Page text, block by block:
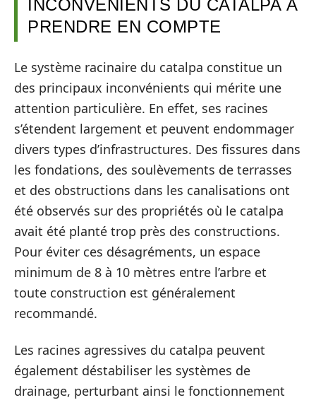
INCONVÉNIENTS DU CATALPA À
PRENDRE EN COMPTE
Le système racinaire du catalpa constitue un
des principaux inconvénients qui mérite une
attention particulière. En effet, ses racines
s’étendent largement et peuvent endommager
divers types d’infrastructures. Des fissures dans
les fondations, des soulèvements de terrasses
et des obstructions dans les canalisations ont
été observés sur des propriétés où le catalpa
avait été planté trop près des constructions.
Pour éviter ces désagréments, un espace
minimum de 8 à 10 mètres entre l’arbre et
toute construction est généralement
recommandé.
Les racines agressives du catalpa peuvent
également déstabiliser les systèmes de
drainage, perturbant ainsi le fonctionnement